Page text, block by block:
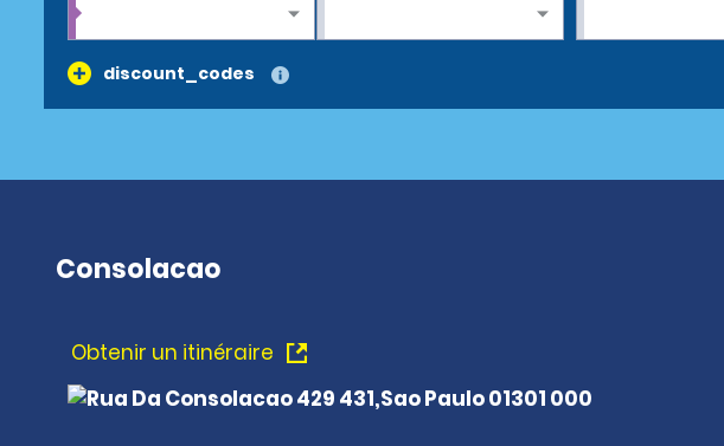
discount_codes
Consolacao
Obtenir un itinéraire